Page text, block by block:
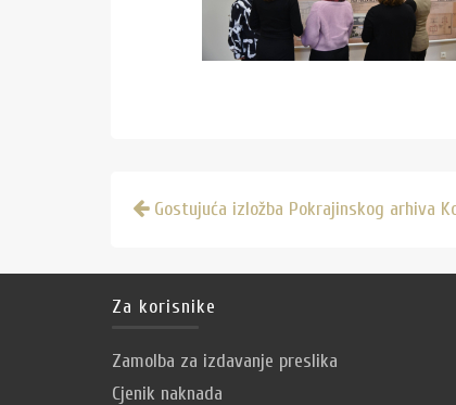
Navigacija
Gostujuća izložba Pokrajinskog arhiva
Za korisnike
Zamolba za izdavanje preslika
Cjenik naknada